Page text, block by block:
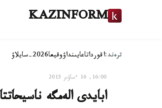
KAZINFORM
ترەند:اقورداتاعايىنداۋوقيعا2026-سايلاۋ
16:00, 16 ءساۋىر 2015
ابايدى الەمگە